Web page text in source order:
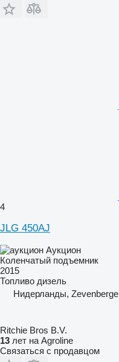
4
JLG 450AJ
Аукцион
Коленчатый подъемник
2015
Топливо дизель
Нидерланды,
Ritchie Bros B.V.
13 лет на Agroline
Связаться с продавцом